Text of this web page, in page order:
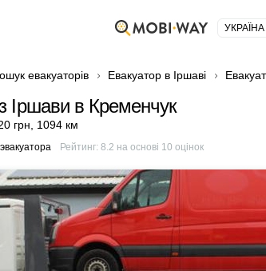
УКРАЇНА
евакуаторів Евакуатор в Іршаві
Іршави в Кременчук
грн 1094 км
Рейтинг: 8.2 на основі 10 оцінок